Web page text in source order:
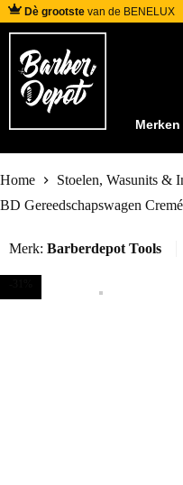
Dè grootste van de BENELUX
Merken
Home Stoelen, Wasunits &
BD Gereedschapswagen
Merk: Barberdepot Tools